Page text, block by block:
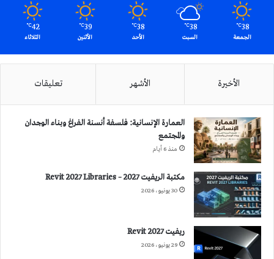
38
℃
الجمعة
38
℃
السبت
38
℃
الأحد
39
℃
الأثنين
42
℃
الثلاثاء
الأخيرة الأشهر تعليقات
العمارة الإنسانية: فلسفة أنسنة الفراغ وبناء الوجدان
والمجتمع
منذ 6 أيام
مكتبة الريفيت 2027 – Revit 2027 Libraries
30 يونيو، 2026
ريفيت 2027 Revit
29 يونيو، 2026